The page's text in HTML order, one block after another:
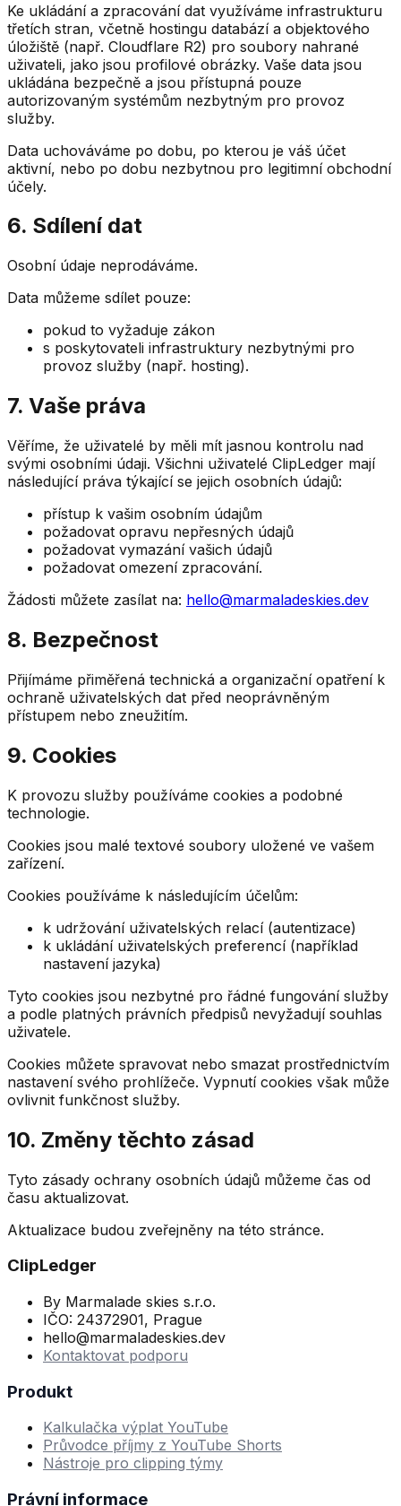
Ke ukládání a zpracování dat využíváme infrastrukturu
třetích stran, včetně hostingu databází a objektového
úložiště (např. Cloudflare R2) pro soubory nahrané
uživateli, jako jsou profilové obrázky. Vaše data jsou
ukládána bezpečně a jsou přístupná pouze
autorizovaným systémům nezbytným pro provoz
služby.
Data uchováváme po dobu, po kterou je váš účet
aktivní, nebo po dobu nezbytnou pro legitimní obchodní
účely.
6. Sdílení dat
Osobní údaje neprodáváme.
Data můžeme sdílet pouze:
pokud to vyžaduje zákon
s poskytovateli infrastruktury nezbytnými pro
provoz služby (např. hosting).
7. Vaše práva
Věříme, že uživatelé by měli mít jasnou kontrolu nad
svými osobními údaji. Všichni uživatelé ClipLedger mají
následující práva týkající se jejich osobních údajů:
přístup k vašim osobním údajům
požadovat opravu nepřesných údajů
požadovat vymazání vašich údajů
požadovat omezení zpracování.
Žádosti můžete zasílat na: hello@marmaladeskies.dev
8. Bezpečnost
Přijímáme přiměřená technická a organizační opatření k
ochraně uživatelských dat před neoprávněným
přístupem nebo zneužitím.
9. Cookies
K provozu služby používáme cookies a podobné
technologie.
Cookies jsou malé textové soubory uložené ve vašem
zařízení.
Cookies používáme k následujícím účelům:
k udržování uživatelských relací (autentizace)
k ukládání uživatelských preferencí (například
nastavení jazyka)
Tyto cookies jsou nezbytné pro řádné fungování služby
a podle platných právních předpisů nevyžadují souhlas
uživatele.
Cookies můžete spravovat nebo smazat prostřednictvím
nastavení svého prohlížeče. Vypnutí cookies však může
ovlivnit funkčnost služby.
10. Změny těchto zásad
Tyto zásady ochrany osobních údajů můžeme čas od
času aktualizovat.
Aktualizace budou zveřejněny na této stránce.
ClipLedger
By Marmalade skies s.r.o.
IČO: 24372901, Prague
hello@marmaladeskies.dev
Kontaktovat podporu
Produkt
Kalkulačka výplat YouTube
Průvodce příjmy z YouTube Shorts
Nástroje pro clipping týmy
Právní informace